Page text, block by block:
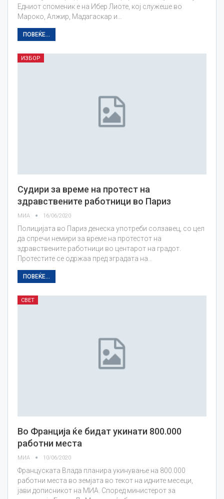
Едниот споменик е на Ибер Лиоте, кој служеше во
Мароко, Алжир, Мадагаскар и…
ПОВЕЌЕ...
ИЗБОР
Судири за време на протест на
здравствените работници во Париз
МИА 16/06/2020
Полицијата во Париз денеска употреби солзавец, со цел
да спречи немири за време на протестот на
здравствените работници во центарот на градот.
Протестите се одржаа пред зградата на…
ПОВЕЌЕ...
СВЕТ
Во Франција ќе бидат укинати 800.000
работни места
МИА 10/06/2020
Француската Влада планира укинување на 800.000
работни места во земјата во текот на идните месеци,
јави дописникот на МИА. Според министерот за